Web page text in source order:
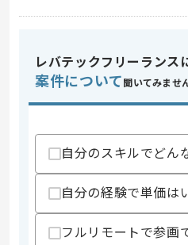
スキル
・ディ
上記
商談
レバテックフリーランス
案件について 聞いてみませ
自分のスキルでどん
自分の経験で単価は
フルリモートで参画